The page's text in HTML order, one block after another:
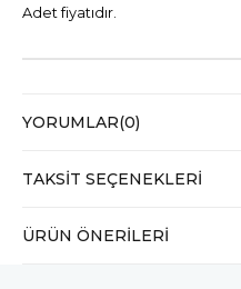
Adet fiyatıdır.
YORUMLAR(0)
TAKSIT SEÇENEKLERI
ÜRÜN ÖNERILERI